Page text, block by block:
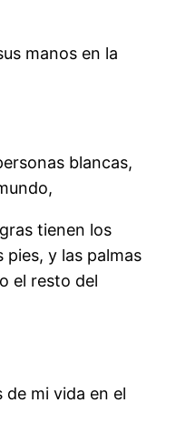
manos en la
blancas,
tienen los
pies, y las palmas
el resto del
mi vida en el